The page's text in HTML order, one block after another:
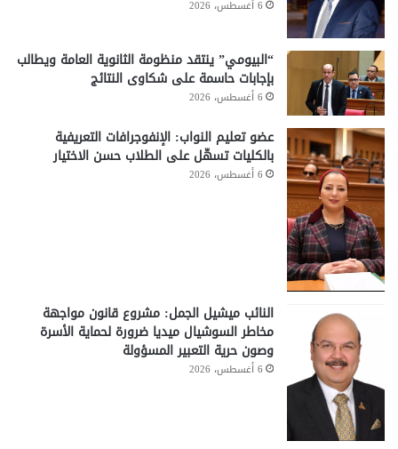
6 أغسطس، 2026
“البيومي” ينتقد منظومة الثانوية العامة ويطالب
بإجابات حاسمة على شكاوى النتائج
6 أغسطس، 2026
عضو تعليم النواب: الإنفوجرافات التعريفية
بالكليات تسهّل على الطلاب حسن الاختيار
6 أغسطس، 2026
النائب ميشيل الجمل: مشروع قانون مواجهة
مخاطر السوشيال ميديا ضرورة لحماية الأسرة
وصون حرية التعبير المسؤولة
6 أغسطس، 2026